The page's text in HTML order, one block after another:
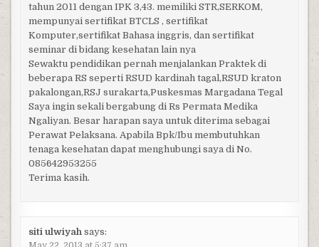
tahun 2011 dengan IPK 3,43. memiliki STR,SERKOM,
mempunyai sertifikat BTCLS , sertifikat
Komputer,sertifikat Bahasa inggris, dan sertifikat
seminar di bidang kesehatan lain nya
Sewaktu pendidikan pernah menjalankan Praktek di
beberapa RS seperti RSUD kardinah tagal,RSUD kraton
pakalongan,RSJ surakarta,Puskesmas Margadana Tegal
Saya ingin sekali bergabung di Rs Permata Medika
Ngaliyan. Besar harapan saya untuk diterima sebagai
Perawat Pelaksana. Apabila Bpk/Ibu membutuhkan
tenaga kesehatan dapat menghubungi saya di No.
085642953255
Terima kasih.
siti ulwiyah says: